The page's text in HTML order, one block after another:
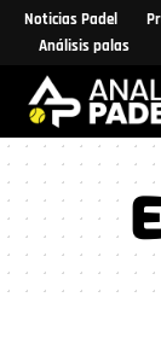
Noticias Padel
Análisis palas